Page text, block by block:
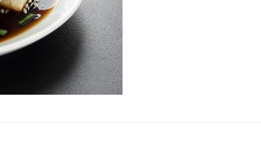
métabolique :
les meilleurs
physiques ?
éviter une otite